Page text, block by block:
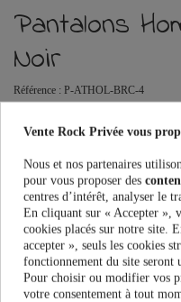
Pantalons
Noir
Référence : P-ATHOL-BRC-4
Vente Rock Privée le
Ce produit n'est plus en stock
PRÉVENEZ-MOI
Taille:
Vente Rock Privée vous
Nous et nos partenaires
pour vous proposer des
centres d’intérêt, analyser le
En cliquant sur « Accepter »,
cookies placés sur notre site.
accepter », seuls les cookies
fonctionnement du site seront
Pour choisir ou modifier vos
votre consentement à tout